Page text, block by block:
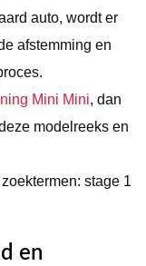
auto, wordt er
afstemming en
Mini Mini, dan
modelreeks en
stage 1
en